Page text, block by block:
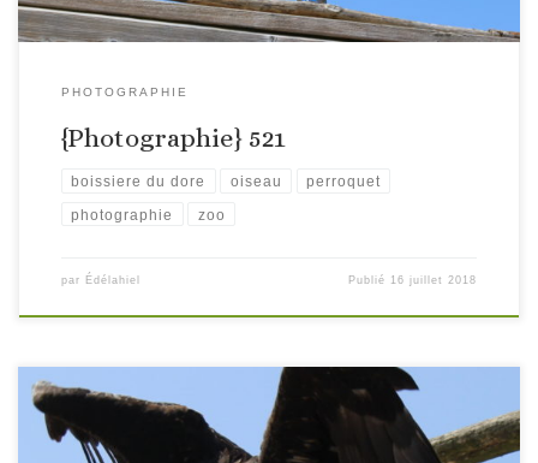
PHOTOGRAPHIE
{Photographie} 521
boissiere du dore oiseau perroquet
photographie zoo
par Édélahiel Publié 16 juillet 2018